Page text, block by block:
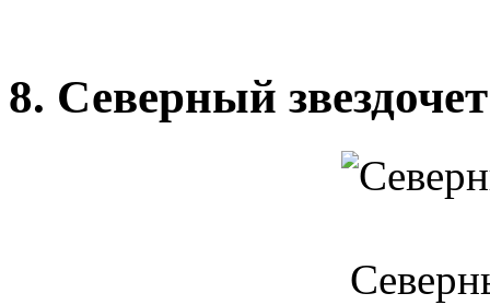
8. Северный звездочет